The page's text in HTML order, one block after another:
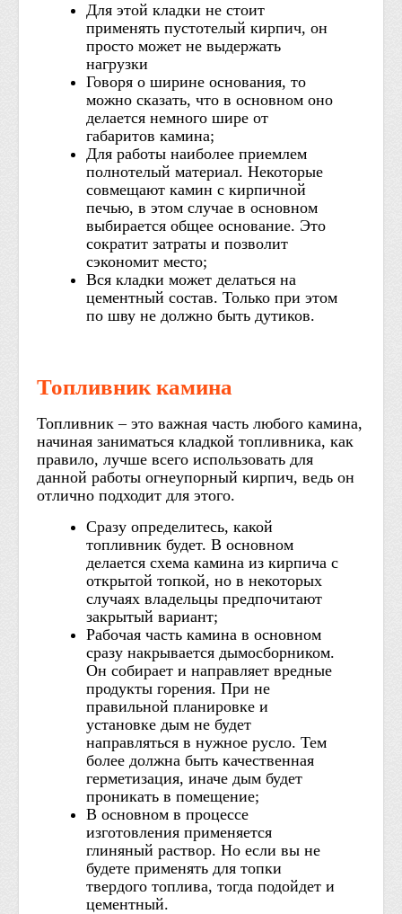
Для этой кладки не стоит
применять пустотелый кирпич, он
просто может не выдержать
нагрузки
Говоря о ширине основания, то
можно сказать, что в основном оно
делается немного шире от
габаритов камина;
Для работы наиболее приемлем
полнотелый материал. Некоторые
совмещают камин с кирпичной
печью, в этом случае в основном
выбирается общее основание. Это
сократит затраты и позволит
сэкономит место;
Вся кладки может делаться на
цементный состав. Только при этом
по шву не должно быть дутиков.
Топливник камина
Топливник – это важная часть любого камина,
начиная заниматься кладкой топливника, как
правило, лучше всего использовать для
данной работы огнеупорный кирпич, ведь он
отлично подходит для этого.
Сразу определитесь, какой
топливник будет. В основном
делается схема камина из кирпича с
открытой топкой, но в некоторых
случаях владельцы предпочитают
закрытый вариант;
Рабочая часть камина в основном
сразу накрывается дымосборником.
Он собирает и направляет вредные
продукты горения. При не
правильной планировке и
установке дым не будет
направляться в нужное русло. Тем
более должна быть качественная
герметизация, иначе дым будет
проникать в помещение;
В основном в процессе
изготовления применяется
глиняный раствор. Но если вы не
будете применять для топки
твердого топлива, тогда подойдет и
цементный.